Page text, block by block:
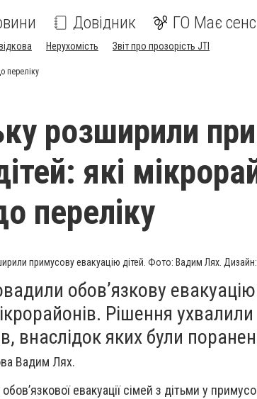
Довідник ГО Має сенс
Нерухомість Звіт про прозорість JTI
переліку
розширили
які
переліку
примусову евакуацію дітей. Фото: Вадим Лях.
обов’язкову
Рішення ухвалили
внаслідок яких були
Вадим Лях.
евакуації сімей з дітьми у